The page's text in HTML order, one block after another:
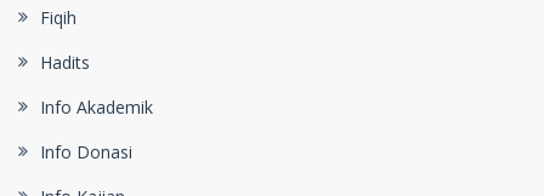
Fiqih
Hadits
Info Akademik
Info Donasi